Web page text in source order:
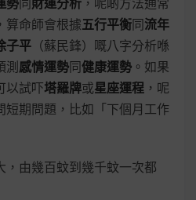
勢同財運分析 ，呢啲方法通常
算命師會根據五行平衡同流年
子平 （蘇民鋒）嘅八字分析喺
測 感情運勢同健康運勢 。如果
以試吓塔羅牌或星座運程 ，呢
短期問題，比如「下個月工作
，由幾百蚊到幾千蚊一次都